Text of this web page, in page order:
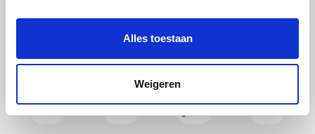
Alles toestaan
Weigeren
Samsung My Jewellery Delonghi Tennis Point